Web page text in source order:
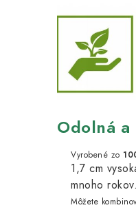
Odolná
Vyrobené zo
1,7 cm
mnoho rokov.
Môžete